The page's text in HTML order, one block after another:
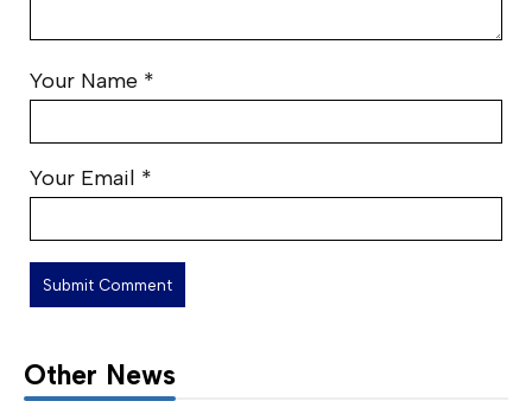
Your Name *
Your Email *
Other News